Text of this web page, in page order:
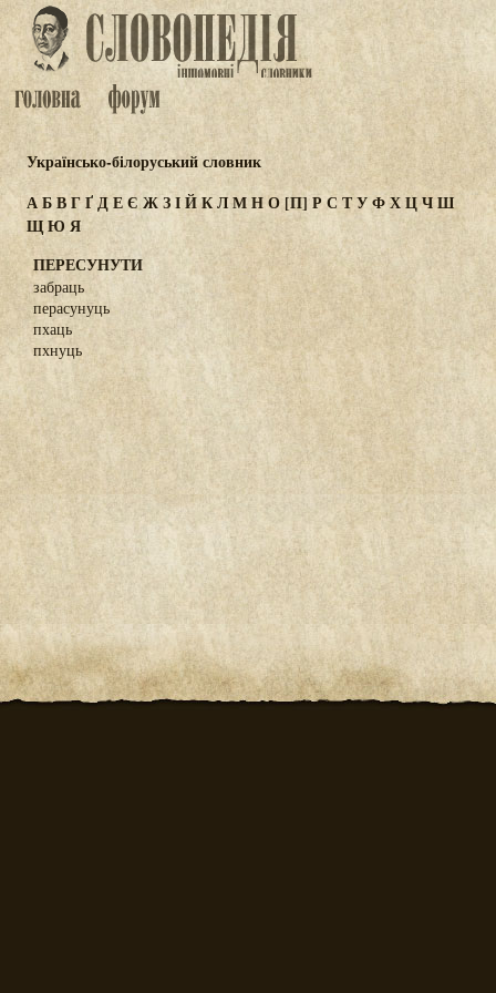
Українсько-білоруський словник
АБВГҐДЕЄ ЖЗІЙКЛМНО[П] Р С ТУФХЦЧШ
ЩЮ Я
ПЕРЕСУНУТИ
забраць
перасунуць
пхаць
пхнуць